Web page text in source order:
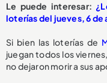
Le puede interesar:
loterías del jueves, 6 de
Si bien las loterías de
juegan todos los
no dejaron morir a sus